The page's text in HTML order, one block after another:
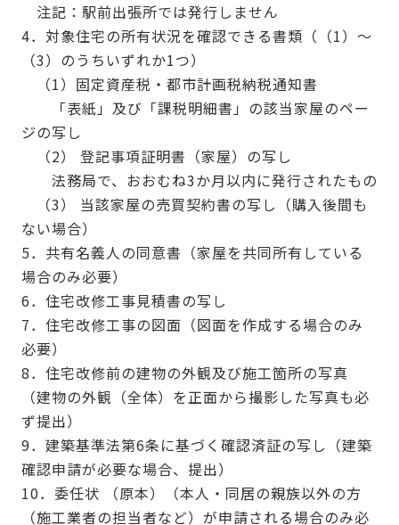
注記：駅前出張所では発行しません
4．対象住宅の所有状況を確認できる書類（（1）～
（3）のうちいずれか1つ）
（1）固定資産税・都市計画税納税通知書
「表紙」及び「課税明細書」の該当家屋のペー
ジの写し
（2） 登記事項証明書（家屋）の写し
法務局で、おおむね3か月以内に発行されたもの
（3） 当該家屋の売買契約書の写し（購入後間も
ない場合）
5．共有名義人の同意書（家屋を共同所有している
場合のみ必要）
6．住宅改修工事見積書の写し
7．住宅改修工事の図面（図面を作成する場合のみ
必要）
8．住宅改修前の建物の外観及び施工箇所の写真
（建物の外観（全体）を正面から撮影した写真も必
ず提出）
9．建築基準法第6条に基づく確認済証の写し（建築
確認申請が必要な場合、提出）
10．委任状 （原本）（本人・同居の親族以外の方
（施工業者の担当者など）が申請される場合のみ必